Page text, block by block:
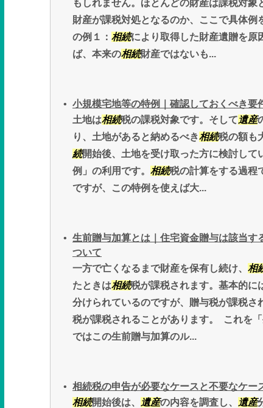
もしれません。ほとんどの財産は課税対
財産が課税対処となるのか、ここで具体
の例１： 相続により取得した財産遺贈を原
ば、本来の相続財産ではないも...
小規模宅地等の特例｜確認しておくべき要
土地は相続税の課税対象です。そして遺産
り、土地があると納めるべき相続税の額も
続開始後、土地を受け取った方に検討し
例」の利用です。 相続税の計算をする過程
ですが、この特例を使えば大...
生前贈与加算とは｜住宅資金贈与は該当す
ついて
一方で亡くなるまで財産を保有し続け、 相
たときは相続税が課税されます。基本的に
分けられているのですが、贈与税が課税さ
税が課税されることがあります。 これを
ではこの生前贈与加算のル...
相続税の申告が必要なケースと不要なケー
相続開始後は、 遺産の内容を調査し、 遺産